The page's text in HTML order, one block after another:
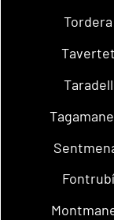
Tordera
Tavertet
Taradell
Fontrubí